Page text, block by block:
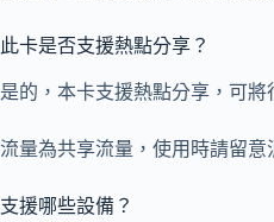
此卡是否支援熱點分享？
是的，本卡支援熱點分享，可
流量為共享流量，使用時請留
支援哪些設備？